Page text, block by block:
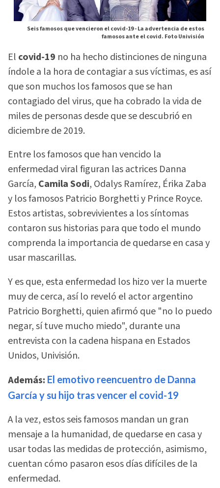
Seis famosos que vencieron el covid-19 -La advertencia de estos
famosos ante el covid. Foto Univisión
El covid-19 no ha hecho distinciones de ninguna
índole a la hora de contagiar a sus víctimas, es así
que son muchos los famosos que se han
contagiado del virus, que ha cobrado la vida de
miles de personas desde que se descubrió en
diciembre de 2019.
Entre los famosos que han vencido la
enfermedad viral figuran las actrices Danna
García, Camila Sodi, Odalys Ramírez, Érika Zaba
y los famosos Patricio Borghetti y Prince Royce.
Estos artistas, sobrevivientes a los síntomas
contaron sus historias para que todo el mundo
comprenda la importancia de quedarse en casa y
usar mascarillas.
Y es que, esta enfermedad los hizo ver la muerte
muy de cerca, así lo reveló el actor argentino
Patricio Borghetti, quien afirmó que "no lo puedo
negar, sí tuve mucho miedo", durante una
entrevista con la cadena hispana en Estados
Unidos, Univisión.
Además: El emotivo reencuentro de Danna
García y su hijo tras vencer el covid-19
A la vez, estos seis famosos mandan un gran
mensaje a la humanidad, de quedarse en casa y
usar todas las medidas de protección, asimismo,
cuentan cómo pasaron esos días difíciles de la
enfermedad.